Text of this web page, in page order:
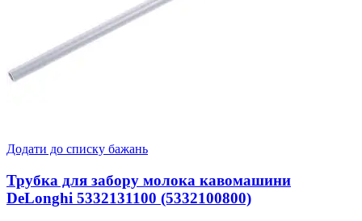
Додати до списку бажань
Трубка для забору молока кавомашини
DeLonghi 5332131100 (5332100800)